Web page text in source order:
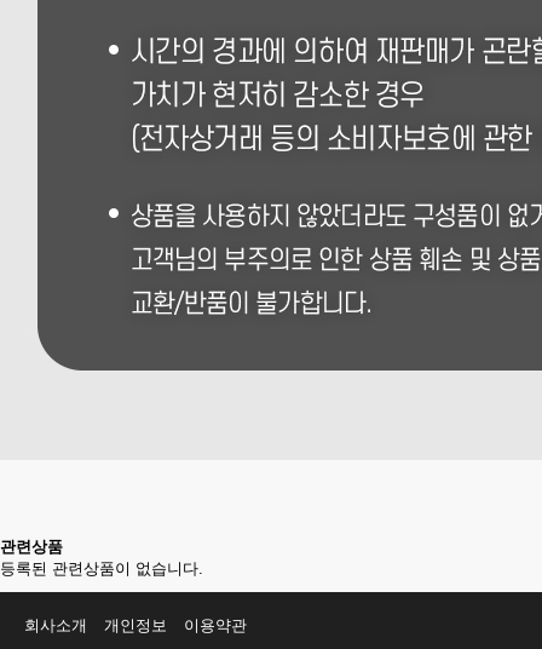
관련상품
등록된 관련상품이 없습니다.
회사소개 개인정보 이용약관